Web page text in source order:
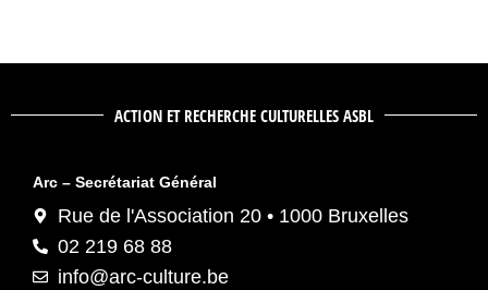
ACTION ET RECHERCHE CULTURELLES ASBL
Arc – Secrétariat Général
Rue de l'Association 20 • 1000 Bruxelles
02 219 68 88
info@arc-culture.be